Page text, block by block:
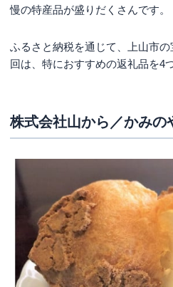
慢の特産品が盛りだくさんです。
ふるさと納税を通じて、上山市
回は、特におすすめの返礼品を4
株式会社山から／かみの